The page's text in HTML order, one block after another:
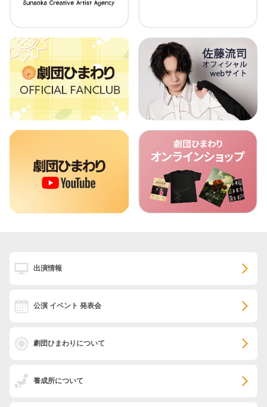
出演情報
公演 イベント 発表会
劇団ひまわりについて
養成所について